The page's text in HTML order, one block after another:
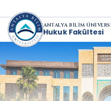
ANTALYA BİLİM
Hukuk Fakültesi